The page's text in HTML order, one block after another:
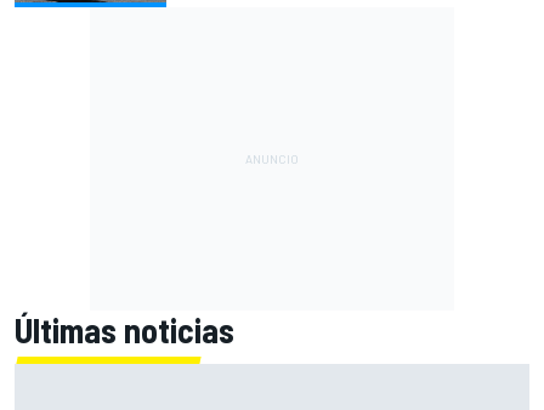
Últimas noticias